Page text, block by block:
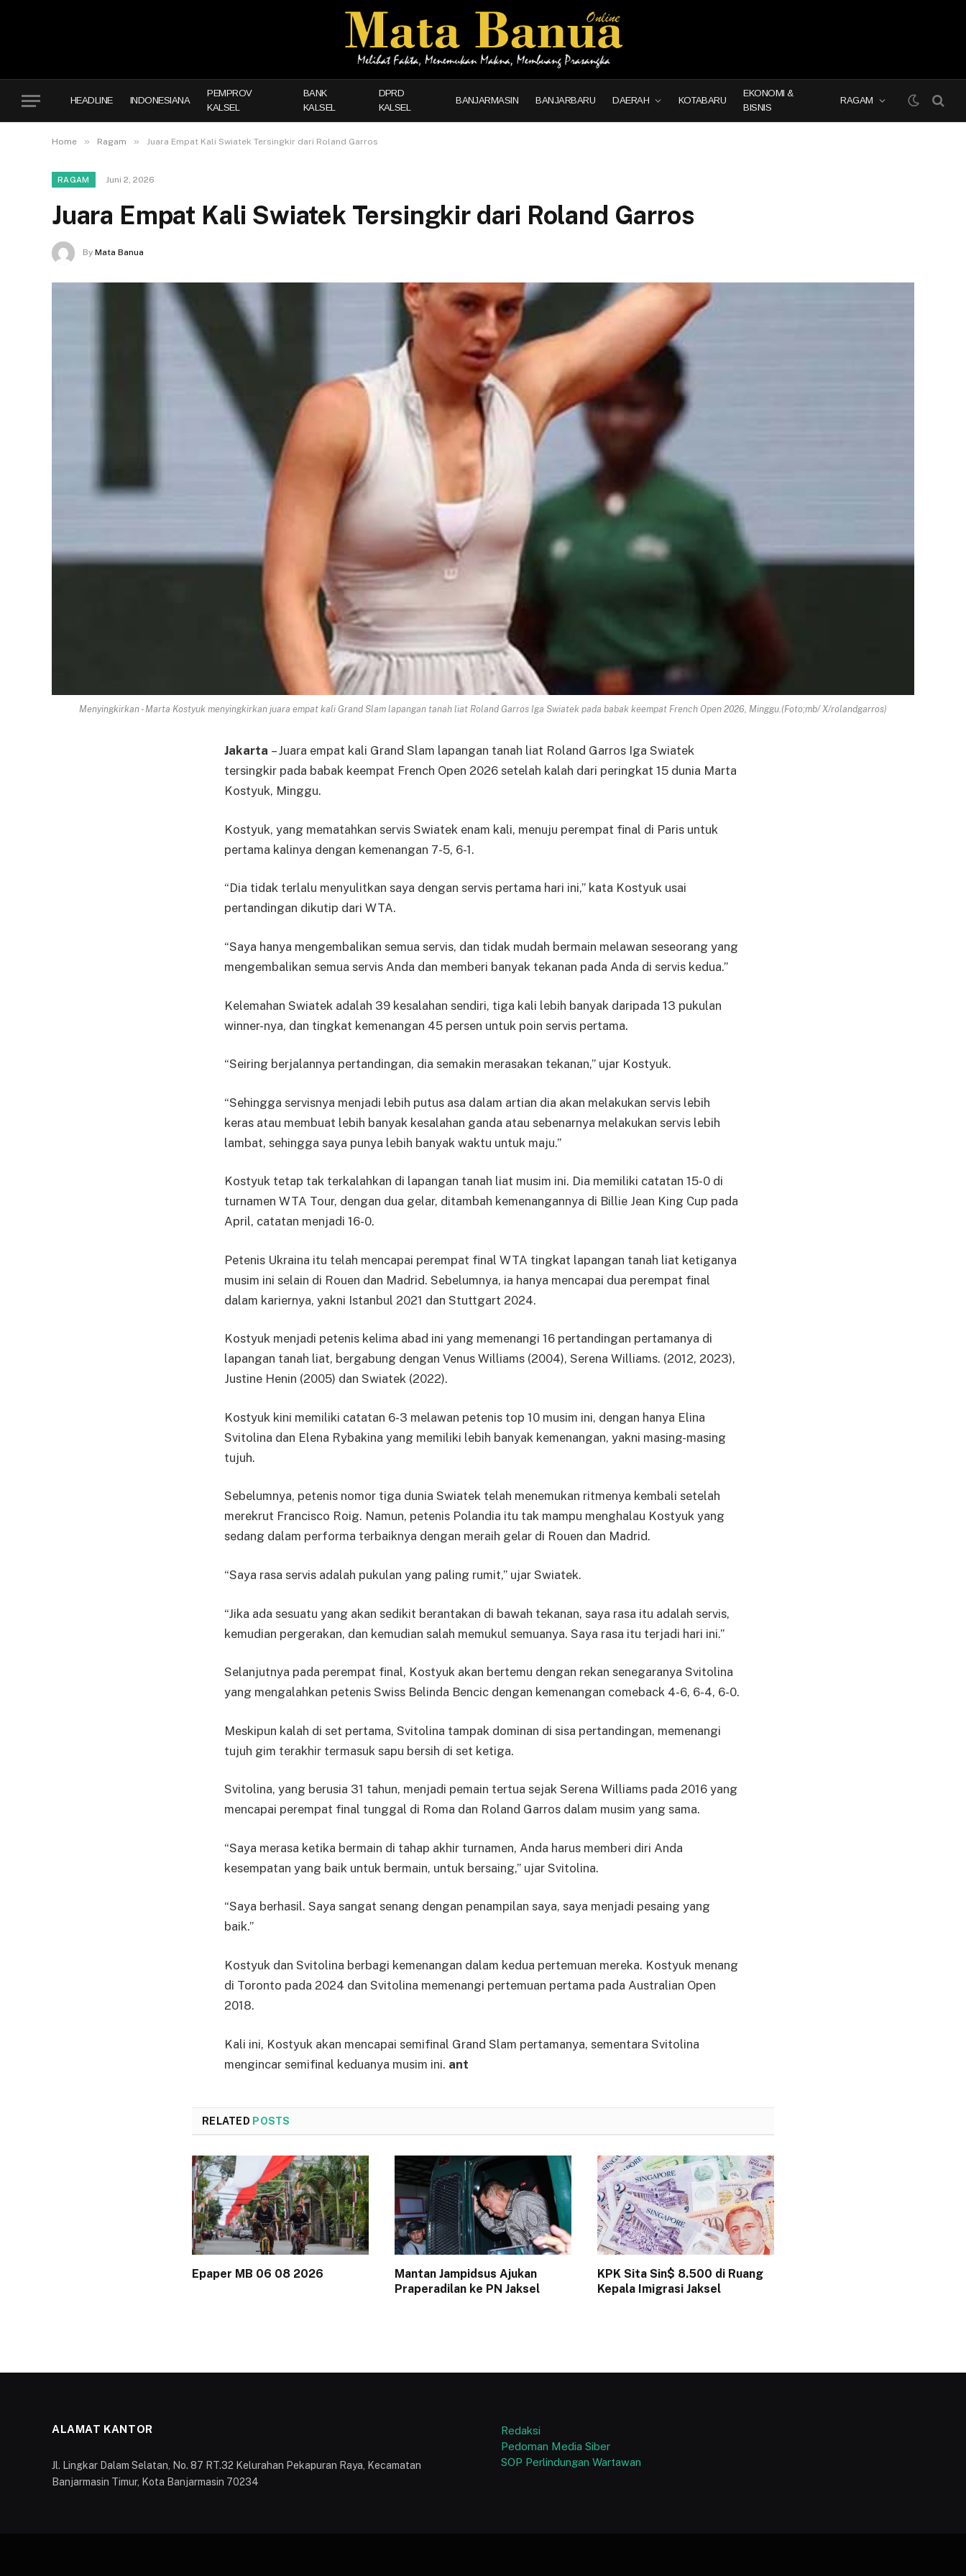
HEADLINE INDONESIANA
PEMPROV
KALSEL
BANK
KALSEL
DPRD
KALSEL
BANJARMASIN BANJARBARU DAERAH KOTABARU
EKONOMI &
BISNIS
RAGAM
Home » Ragam » Juara Empat Kali Swiatek Tersingkir dari Roland Garros
RAGAM Juni 2, 2026
Juara Empat Kali Swiatek Tersingkir dari Roland Garros
By Mata Banua
Menyingkirkan - Marta Kostyuk menyingkirkan juara empat kali Grand Slam lapangan tanah liat Roland Garros Iga Swiatek pada babak keempat French Open 2026, Minggu.(Foto;mb/ X/rolandgarros)
Jakarta – Juara empat kali Grand Slam lapangan tanah liat Roland Garros Iga Swiatek
tersingkir pada babak keempat French Open 2026 setelah kalah dari peringkat 15 dunia Marta
Kostyuk, Minggu.
Kostyuk, yang mematahkan servis Swiatek enam kali, menuju perempat final di Paris untuk
pertama kalinya dengan kemenangan 7-5, 6-1.
“Dia tidak terlalu menyulitkan saya dengan servis pertama hari ini,” kata Kostyuk usai
pertandingan dikutip dari WTA.
“Saya hanya mengembalikan semua servis, dan tidak mudah bermain melawan seseorang yang
mengembalikan semua servis Anda dan memberi banyak tekanan pada Anda di servis kedua.”
Kelemahan Swiatek adalah 39 kesalahan sendiri, tiga kali lebih banyak daripada 13 pukulan
winner-nya, dan tingkat kemenangan 45 persen untuk poin servis pertama.
“Seiring berjalannya pertandingan, dia semakin merasakan tekanan,” ujar Kostyuk.
“Sehingga servisnya menjadi lebih putus asa dalam artian dia akan melakukan servis lebih
keras atau membuat lebih banyak kesalahan ganda atau sebenarnya melakukan servis lebih
lambat, sehingga saya punya lebih banyak waktu untuk maju.”
Kostyuk tetap tak terkalahkan di lapangan tanah liat musim ini. Dia memiliki catatan 15-0 di
turnamen WTA Tour, dengan dua gelar, ditambah kemenangannya di Billie Jean King Cup pada
April, catatan menjadi 16-0.
Petenis Ukraina itu telah mencapai perempat final WTA tingkat lapangan tanah liat ketiganya
musim ini selain di Rouen dan Madrid. Sebelumnya, ia hanya mencapai dua perempat final
dalam kariernya, yakni Istanbul 2021 dan Stuttgart 2024.
Kostyuk menjadi petenis kelima abad ini yang memenangi 16 pertandingan pertamanya di
lapangan tanah liat, bergabung dengan Venus Williams (2004), Serena Williams. (2012, 2023),
Justine Henin (2005) dan Swiatek (2022).
Kostyuk kini memiliki catatan 6-3 melawan petenis top 10 musim ini, dengan hanya Elina
Svitolina dan Elena Rybakina yang memiliki lebih banyak kemenangan, yakni masing-masing
tujuh.
Sebelumnya, petenis nomor tiga dunia Swiatek telah menemukan ritmenya kembali setelah
merekrut Francisco Roig. Namun, petenis Polandia itu tak mampu menghalau Kostyuk yang
sedang dalam performa terbaiknya dengan meraih gelar di Rouen dan Madrid.
“Saya rasa servis adalah pukulan yang paling rumit,” ujar Swiatek.
“Jika ada sesuatu yang akan sedikit berantakan di bawah tekanan, saya rasa itu adalah servis,
kemudian pergerakan, dan kemudian salah memukul semuanya. Saya rasa itu terjadi hari ini.”
Selanjutnya pada perempat final, Kostyuk akan bertemu dengan rekan senegaranya Svitolina
yang mengalahkan petenis Swiss Belinda Bencic dengan kemenangan comeback 4-6, 6-4, 6-0.
Meskipun kalah di set pertama, Svitolina tampak dominan di sisa pertandingan, memenangi
tujuh gim terakhir termasuk sapu bersih di set ketiga.
Svitolina, yang berusia 31 tahun, menjadi pemain tertua sejak Serena Williams pada 2016 yang
mencapai perempat final tunggal di Roma dan Roland Garros dalam musim yang sama.
“Saya merasa ketika bermain di tahap akhir turnamen, Anda harus memberi diri Anda
kesempatan yang baik untuk bermain, untuk bersaing,” ujar Svitolina.
“Saya berhasil. Saya sangat senang dengan penampilan saya, saya menjadi pesaing yang
baik.”
Kostyuk dan Svitolina berbagi kemenangan dalam kedua pertemuan mereka. Kostyuk menang
di Toronto pada 2024 dan Svitolina memenangi pertemuan pertama pada Australian Open
2018.
Kali ini, Kostyuk akan mencapai semifinal Grand Slam pertamanya, sementara Svitolina
mengincar semifinal keduanya musim ini. ant
RELATED POSTS
Epaper MB 06 08 2026
Mantan Jampidsus Ajukan
Praperadilan ke PN Jaksel
KPK Sita Sin$ 8.500 di Ruang
Kepala Imigrasi Jaksel
ALAMAT KANTOR
Jl. Lingkar Dalam Selatan, No. 87 RT.32 Kelurahan Pekapuran Raya, Kecamatan
Banjarmasin Timur, Kota Banjarmasin 70234
Redaksi
Pedoman Media Siber
SOP Perlindungan Wartawan